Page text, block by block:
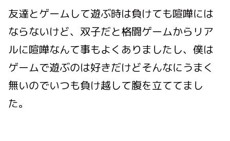
友達とゲームして遊ぶ時は負けても喧嘩には
ならないけど、双子だと格闘ゲームからリア
ルに喧嘩なんて事もよくありましたし、僕は
ゲームで遊ぶのは好きだけどそんなにうまく
無いのでいつも負け越して腹を立ててまし
た。